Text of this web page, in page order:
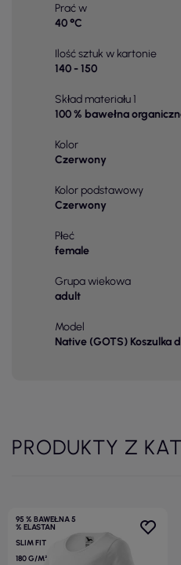
Prać w
40 °C
Ilość sztuk w kartonie
140 - 150
Skład materiału 1
100 % bawełna
Kolor
Czerwony
Kolor podstawowy
Czerwony
Płeć
female
Grupa wiekowa
adult
Model
Native (GOTS) Koszulka
PRODUKTY Z
95 % BAWEŁNA 5
% ELASTAN
SLIM FIT
180 G/M²